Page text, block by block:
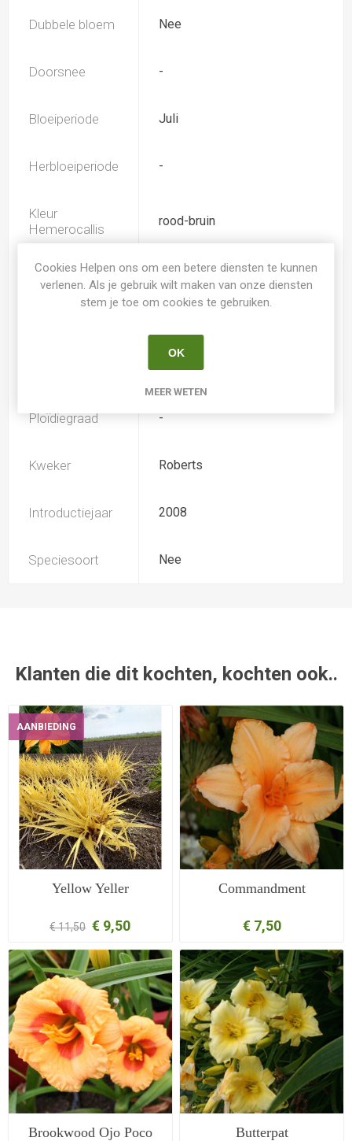
Dubbele bloem Nee
Doorsnee -
Bloeiperiode Juli
Herbloeiperiode -
Kleur
Hemerocallis
rood-bruin
Spider Nee
Hemerocallis
Ploïdiegraad -
Kweker Roberts
Introductiejaar 2008
Speciesoort Nee
Klanten die dit kochten, kochten ook..
AANBIEDING
Yellow Yeller
€ 11,50 € 9,50
Commandment
€ 7,50
Brookwood Ojo Poco Butterpat
Cookies Helpen ons om een betere diensten te kunnen
verlenen. Als je gebruik wilt maken van onze diensten
stem je toe om cookies te gebruiken.
OK
MEER WETEN